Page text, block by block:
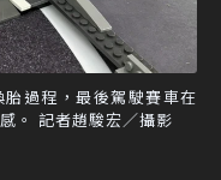
過程，最後駕駛賽車在
。 記者趙駿宏／攝影